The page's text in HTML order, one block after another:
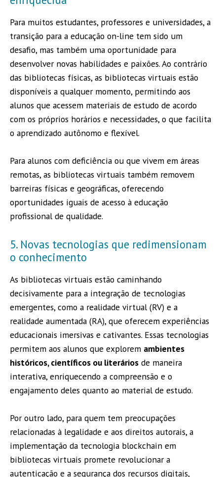
Para muitos estudantes, professores e universidades, a
transição para a educação on-line tem sido um
desafio, mas também uma oportunidade para
desenvolver novas habilidades e paixões. Ao contrário
das bibliotecas físicas, as bibliotecas virtuais estão
disponíveis a qualquer momento, permitindo aos
alunos que acessem materiais de estudo de acordo
com os próprios horários e necessidades, o que facilita
o aprendizado autônomo e flexível.
Para alunos com deficiência ou que vivem em áreas
remotas, as bibliotecas virtuais também removem
barreiras físicas e geográficas, oferecendo
oportunidades iguais de acesso à educação
profissional de qualidade.
5. Novas tecnologias que redimensionam
o conhecimento
As bibliotecas virtuais estão caminhando
decisivamente para a integração de tecnologias
emergentes, como a realidade virtual (RV) e a
realidade aumentada (RA), que oferecem experiências
educacionais imersivas e cativantes. Essas tecnologias
permitem aos alunos que explorem ambientes
históricos, científicos ou literários de maneira
interativa, enriquecendo a compreensão e o
engajamento deles quanto ao material de estudo.
Por outro lado, para quem tem preocupações
relacionadas à legalidade e aos direitos autorais, a
implementação da tecnologia blockchain em
bibliotecas virtuais promete revolucionar a
autenticação e a segurança dos recursos digitais,